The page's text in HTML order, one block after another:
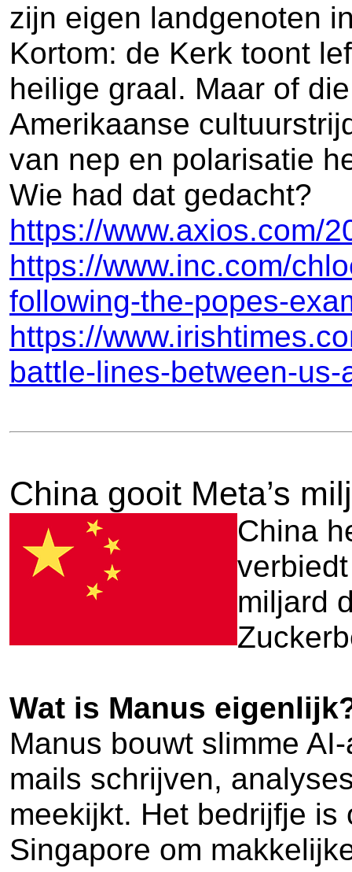
zijn eigen landgenoten
Kortom: de Kerk toont
heilige graal. Maar of
Amerikaanse
van nep en polarisatie
Wie had dat gedacht?
https://www.axios.com/
https://www.inc.com/
following-the-popes-
https://
battle-lines-between-
China gooit Meta’s
China
miljard
Wat is Manus
Manus bouwt slimme
mails schrijven,
meekijkt. Het bedrijfje
Singapore om